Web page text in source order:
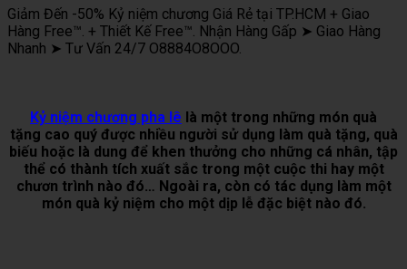
Giảm Đến -50% Kỷ niệm chương Giá Rẻ tại TP.HCM + Giao
Hàng Free™. + Thiết Kế Free™. Nhận Hàng Gấp ➤ Giao Hàng
Nhanh ➤ Tư Vấn 24/7 O8884O8OOO.
Kỷ niệm chương pha lê là một trong những món quà
tặng cao quý được nhiều người sử dụng làm quà tặng, quà
biếu hoặc là dung để khen thưởng cho những cá nhân, tập
thể có thành tích xuất sắc trong một cuộc thi hay một
chươn trình nào đó… Ngoài ra, còn có tác dụng làm một
món quà kỷ niệm cho một dịp lễ đặc biệt nào đó.